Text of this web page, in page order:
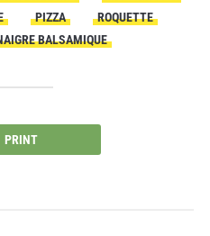
PIZZA
ROQUETTE
BALSAMIQUE
PRINT